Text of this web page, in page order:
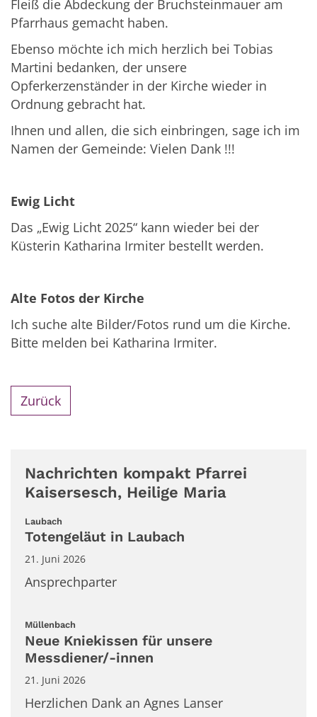
Fleiß die Abdeckung der Bruchsteinmauer am
Pfarrhaus gemacht haben.
Ebenso möchte ich mich herzlich bei Tobias
Martini bedanken, der unsere
Opferkerzenständer in der Kirche wieder in
Ordnung gebracht hat.
Ihnen und allen, die sich einbringen, sage ich im
Namen der Gemeinde: Vielen Dank !!!
Ewig Licht
Das „Ewig Licht 2025“ kann wieder bei der
Küsterin Katharina Irmiter bestellt werden.
Alte Fotos der Kirche
Ich suche alte Bilder/Fotos rund um die Kirche.
Bitte melden bei Katharina Irmiter.
Zurück
Nachrichten kompakt Pfarrei
Kaisersesch, Heilige Maria
Laubach
Totengeläut in Laubach
21. Juni 2026
Ansprechparter
Müllenbach
Neue Kniekissen für unsere
Messdiener/-innen
21. Juni 2026
Herzlichen Dank an Agnes Lanser